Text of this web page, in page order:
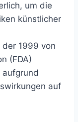
um die
künstlicher
1999 von
(FDA)
auf